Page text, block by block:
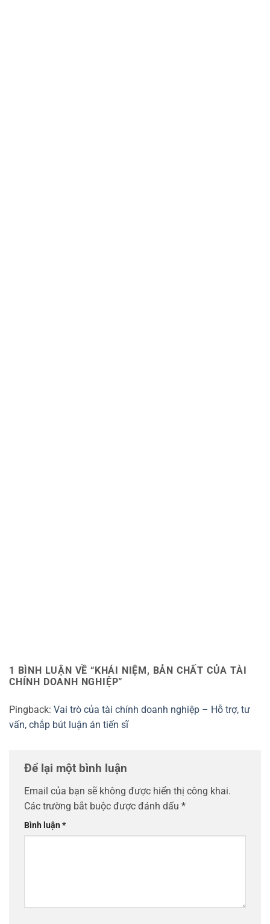
1 BÌNH LUẬN VỀ “KHÁI NIỆM, BẢN CHẤT CỦA TÀI
CHÍNH DOANH NGHIỆP”
Pingback: Vai trò của tài chính doanh nghiệp – Hỗ trợ, tư
vấn, chắp bút luận án tiến sĩ
Để lại một bình luận
Email của bạn sẽ không được hiển thị công khai.
Các trường bắt buộc được đánh dấu *
Bình luận*